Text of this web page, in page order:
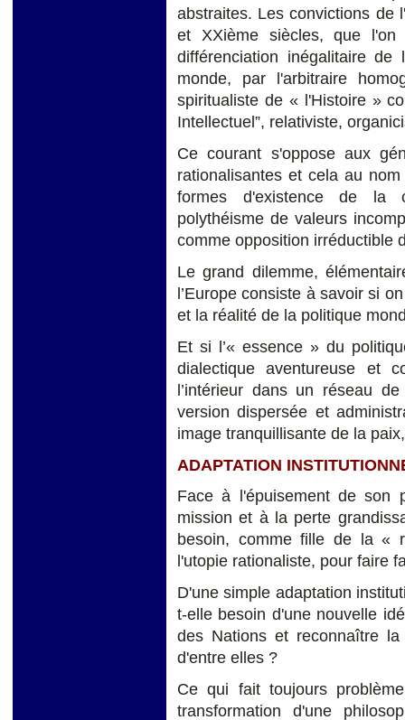
abstraites. Les convictions de
et XXième siècles, que
différenciation inégalitaire
monde, par l'arbitraire
spiritualiste de « l'Histoire »
Intellectuel”, relativiste,
Ce courant s'oppose aux
rationalisantes et cela au
formes d'existence de la
polythéisme de valeurs
comme opposition irréductible
Le grand dilemme,
l’Europe consiste à savoir si
et la réalité de la politique
Et si l’« essence » du
dialectique aventureuse et
l’intérieur dans un réseau
version dispersée et
image tranquillisante de la
ADAPTATION
Face à l'épuisement de son
mission et à la perte
besoin, comme fille de la «
l'utopie rationaliste, pour faire
D'une simple adaptation
t-elle besoin d'une nouvelle
des Nations et reconnaître
d'entre elles ?
Ce qui fait toujours
transformation d'une